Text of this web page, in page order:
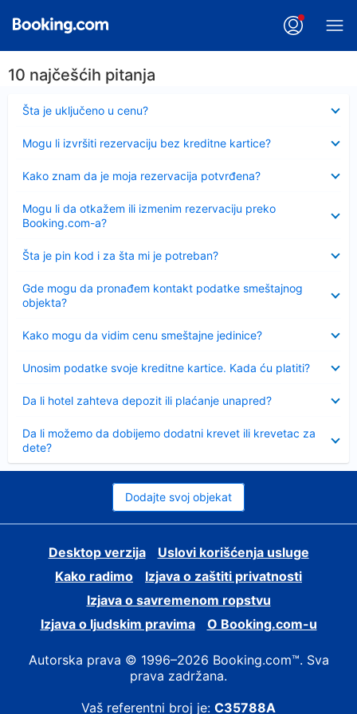
10 najčešćih pitanja
Šta je uključeno u cenu?
Sažeto
Mogu li izvršiti rezervaciju bez kreditne kartice?
Kako znam da je moja rezervacija potvrđena?
Mogu li da otkažem ili izmenim rezervaciju preko
Booking.com-a?
Šta je pin kod i za šta mi je potreban?
Sažeto
Gde mogu da pronađem kontakt podatke smeštajnog
objekta?
Kako mogu da vidim cenu smeštajne jedinice?
Unosim podatke svoje kreditne kartice. Kada ću platiti?
Da li hotel zahteva depozit ili plaćanje unapred?
Da li možemo da dobijemo dodatni krevet ili krevetac za
dete?
Dodajte svoj objekat
Desktop verzija
Uslovi korišćenja usluge
Kako radimo
Izjava o zaštiti privatnosti
Izjava o savremenom ropstvu
Izjava o ljudskim pravima
О Booking.com-u
Autorska prava © 1996–2026 Booking.com™. Sva
prava zadržana.
Vaš referentni broj je: C35788A